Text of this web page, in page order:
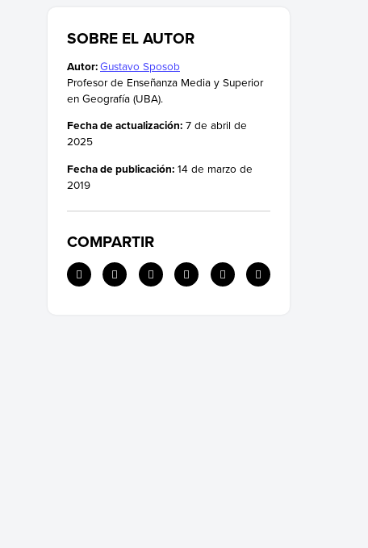
La represa de Asuán
SOBRE EL AUTOR
Autor:Gustavo Sposob
Profesor de Enseñanza Media y Superior
en Geografía (UBA).
Fecha de actualización: 7 de abril de
2025
Fecha de publicación: 14 de marzo de
2019
COMPARTIR